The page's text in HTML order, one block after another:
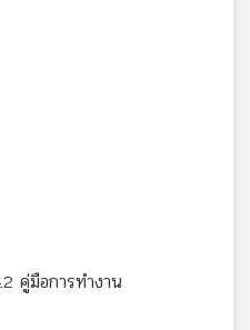
คู่มือการทำงาน